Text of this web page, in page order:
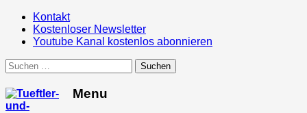
Kontakt
Kostenloser Newsletter
Youtube Kanal kostenlos abonnieren
Suchen
nach:
Menu
Menu